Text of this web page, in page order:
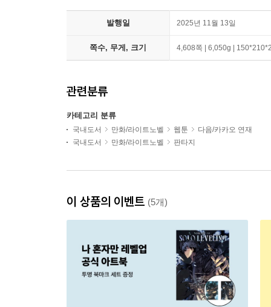
발행일 2025년 11월 13일
쪽수, 무게, 크기 4,608쪽 | 6,050g |
관련분류
카테고리 분류
국내도서 만화/라이트노벨 웹툰
다음/카카오 연재
국내도서
만화/라이트노벨 판타지
이 상품의 이벤트 (5개)